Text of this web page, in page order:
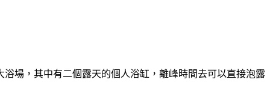
場，其中有二個露天的個人浴缸，離峰時間去可以直接泡露